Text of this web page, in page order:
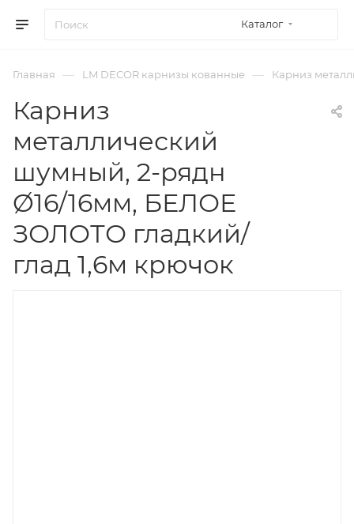
Каталог
Главная — LM DECOR карнизы кованные — Карниз
Карниз
металлический
шумный, 2-рядн
Ø16/16мм, БЕЛОЕ
ЗОЛОТО гладкий/
глад 1,6м крючок